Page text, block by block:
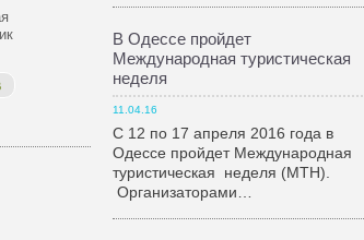
В Одессе пройдет
Международная туристическая
неделя
11.04.16
С 12 по 17 апреля 2016 года в
Одессе пройдет Международная
туристическая неделя (МТН).
Организаторами…